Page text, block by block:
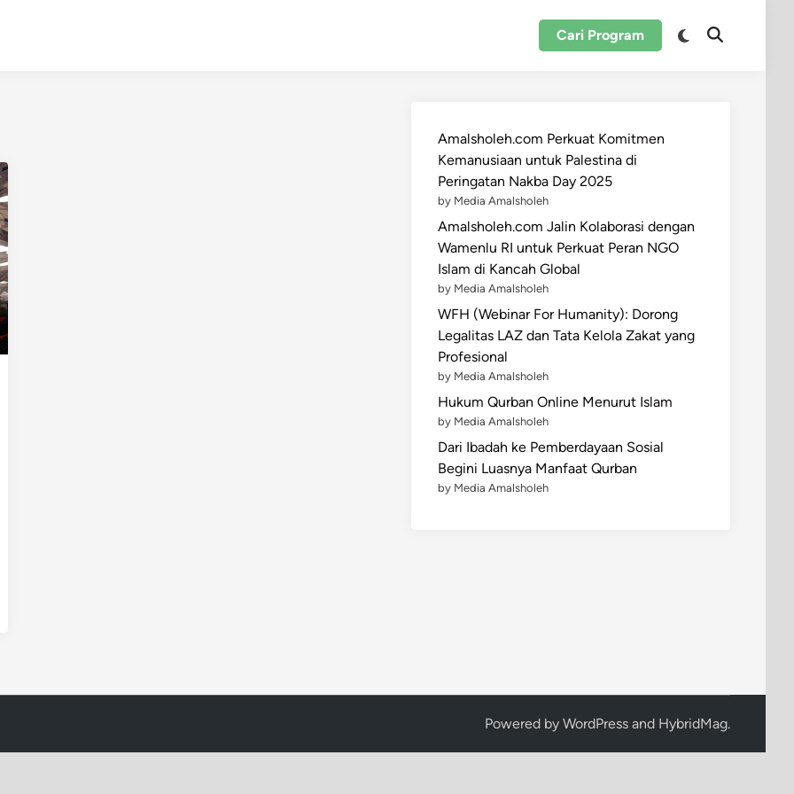
Cari Program
Switch
Open
Amalsholeh.com Perkuat Komitmen
Kemanusiaan untuk Palestina di
Peringatan Nakba Day 2025
by Media Amalsholeh
Amalsholeh.com Jalin Kolaborasi dengan
Wamenlu RI untuk Perkuat Peran NGO
Islam di Kancah Global
by Media Amalsholeh
WFH (Webinar For Humanity): Dorong
Legalitas LAZ dan Tata Kelola Zakat yang
Profesional
by Media Amalsholeh
Hukum Qurban Online Menurut Islam
by Media Amalsholeh
Dari Ibadah ke Pemberdayaan Sosial
Begini Luasnya Manfaat Qurban
by Media Amalsholeh
Powered by WordPress and HybridMag.